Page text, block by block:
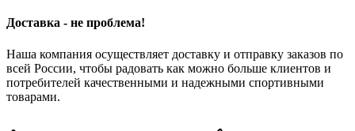
Доставка - не проблема!
Наша компания осуществляет доставку и отправку заказов по
всей России, чтобы радовать как можно больше клиентов и
потребителей качественными и надежными спортивными
товарами.